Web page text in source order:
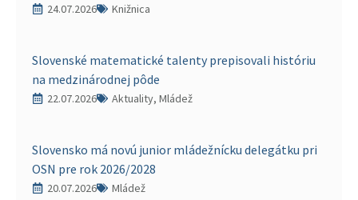
24.07.2026 Knižnica
Slovenské matematické talenty prepisovali históriu
na medzinárodnej pôde
22.07.2026 Aktuality, Mládež
Slovensko má novú junior mládežnícku delegátku pri
OSN pre rok 2026/2028
20.07.2026 Mládež